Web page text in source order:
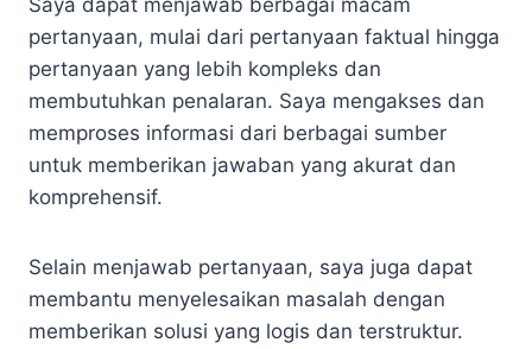
pertanyaan, mulai dari pertanyaan faktual hingga
pertanyaan yang lebih kompleks dan
membutuhkan penalaran. Saya mengakses dan
memproses informasi dari berbagai sumber
untuk memberikan jawaban yang akurat dan
komprehensif.
Selain menjawab pertanyaan, saya juga dapat
membantu menyelesaikan masalah dengan
memberikan solusi yang logis dan terstruktur.